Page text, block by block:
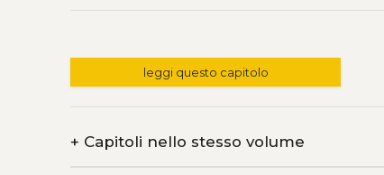
leggi questo capitolo
+ Capitoli nello stesso volume